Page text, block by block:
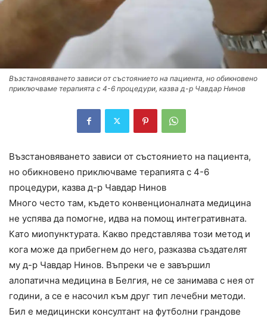
Възстановяването зависи от състоянието на пациента, но обикновено
приключваме терапията с 4-6 процедури, казва д-р Чавдар Нинов
Възстановяването зависи от състоянието на пациента,
но обикновено приключваме терапията с 4-6
процедури, казва д-р Чавдар Нинов
Много често там, където конвенционалната медицина
не успява да помогне, идва на помощ интегративната.
Като миопунктурата. Какво представлява този метод и
кога може да прибегнем до него, разказва създателят
му д-р Чавдар Нинов. Въпреки че е завършил
алопатична медицина в Белгия, не се занимава с нея от
години, а се е насочил към друг тип лечебни методи.
Бил е медицински консултант на футболни грандове